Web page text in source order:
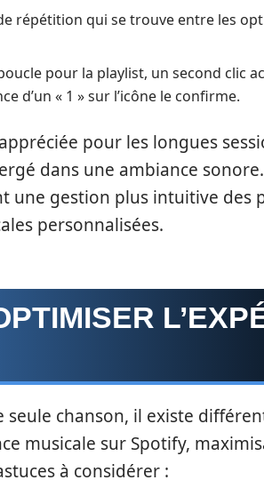
répétition qui se trouve entre les
pour la playlist, un second clic
d’un « 1 » sur l’icône le confirme.
pour les longues
dans une ambiance
une gestion plus intuitive des
personnalisées.
seule chanson, il existe
musicale sur Spotify,
à considérer :